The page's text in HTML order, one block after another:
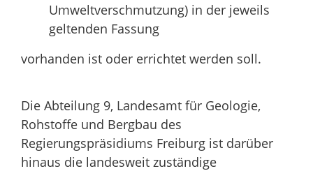
Umweltverschmutzung) in der jeweils
geltenden Fassung
vorhanden ist oder errichtet werden soll.
Die Abteilung 9, Landesamt für Geologie,
Rohstoffe und Bergbau des
Regierungspräsidiums Freiburg ist darüber
hinaus die landesweit zuständige